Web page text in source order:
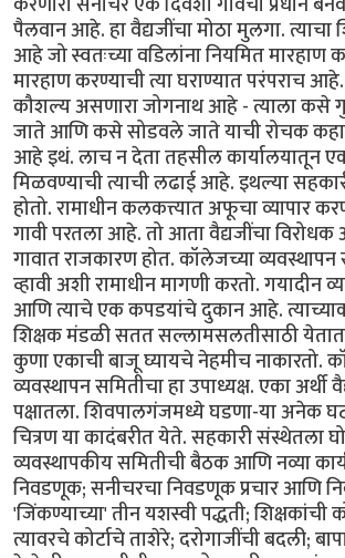
पैलवान आहे. हा वैद्यजींचा मोठा मुलगा. त्याचा
आहे जो स्वतःच्या वडिलांना नियमित मारहाण
मारहाण करण्याची त्या घराण्यात परंपराच
कौशल्य असणारा जोगनाथ आहे - त्याला कसे
जाते आणि कसे सोडवले जाते याची रोचक
आहे इथं. लाच न देता तहसील कार्यालयातून
मिळवण्याची त्याची लढाई आहे. इथल्या
होतो. रामाधीन कलकत्त्यात अफूचा व्यापार
गावी परतला आहे. तो आता वैद्यजींचा
गावात राजकारण होत. कॉलेजच्या
व्हावी अशी रामाधीन मागणी करतो. गयादीन
आणि त्याचे एक कपडयांचे दुकान आहे.
शिक्षक मंडळी सतत सल्लामसलतीसाठी येतात
कुणा एकाची बाजू घ्यायचे नेहमीच नाकारतो.
व्यवस्थापन समितीचा हा उपाध्यक्ष. एका अर्थी
पक्षातला. शिवपालगंजमध्ये घडणा-या अनेक
चित्रण या कादंबरीत येते. सहकारी संस्थेतला
व्यवस्थापकीय समितीची बैठक आणि नव्या
निवडणूक; सनीचरचा निवडणूक प्रचार आणि
'जिंकण्याच्या' तीन यशस्वी पद्धती; शिक्षकांची
त्यावरचे कोर्टाचे ताशेरे; दरोगाजींची बदली;